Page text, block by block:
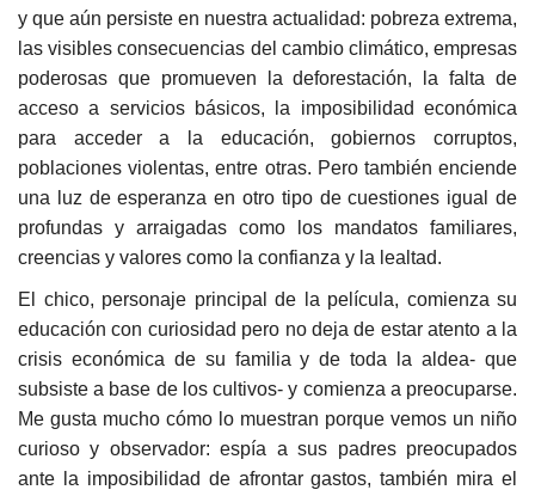
y que aún persiste en nuestra actualidad: pobreza extrema,
las visibles consecuencias del cambio climático, empresas
poderosas que promueven la deforestación, la falta de
acceso a servicios básicos, la imposibilidad económica
para acceder a la educación, gobiernos corruptos,
poblaciones violentas, entre otras. Pero también enciende
una luz de esperanza en otro tipo de cuestiones igual de
profundas y arraigadas como los mandatos familiares,
creencias y valores como la confianza y la lealtad.
El chico, personaje principal de la película, comienza su
educación con curiosidad pero no deja de estar atento a la
crisis económica de su familia y de toda la aldea- que
subsiste a base de los cultivos- y comienza a preocuparse.
Me gusta mucho cómo lo muestran porque vemos un niño
curioso y observador: espía a sus padres preocupados
ante la imposibilidad de afrontar gastos, también mira el